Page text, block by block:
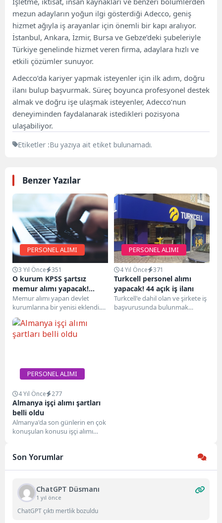
mezun adayların yoğun ilgi gösterdiği Adecco, geniş
hizmet ağıyla iş arayanlar için önemli bir kapı aralıyor.
İstanbul, Ankara, İzmir, Bursa ve Gebze’deki şubeleriyle
Türkiye genelinde hizmet veren firma, adaylara hızlı ve
etkili çözümler sunuyor.
Adecco’da kariyer yapmak isteyenler için ilk adım, doğru
ilanı bulup başvurmak. Süreç boyunca profesyonel destek
almak ve doğru işe ulaşmak isteyenler, Adecco’nun
deneyiminden faydalanarak istedikleri pozisyona
ulaşabiliyor.
Etiketler :Bu yazıya ait etiket bulunamadı.
Benzer Yazılar
PERSONEL ALIMI
3 Yıl Önce 351
O kurum KPSS şartsız
memur alımı yapacak!
Memur olmak isteyenlere
başvuru şartları duyuruldu!
Memur alımı yapan devlet
kurumlarına bir yenisi eklendi.
Sağlık Bakanlığı'na bağlı Türkiye
Sağlık Enstitüleri Başkanlığı'na...
PERSONEL ALIMI
4 Yıl Önce 371
Turkcell personel alımı
yapacak! 44 açık iş ilanı
Turkcell'e dahil olan ve şirkete iş
başvurusunda bulunmak
PERSONEL ALIMI
4 Yıl Önce 277
Almanya işçi alımı şartları
belli oldu
Almanya'da son günlerin en çok
konuşulan konusu işçi alımı
7200...
Son Yorumlar
ChatGPT Düsmanı
1 yıl önce
ChatGPT çıktı mertlik bozuldu